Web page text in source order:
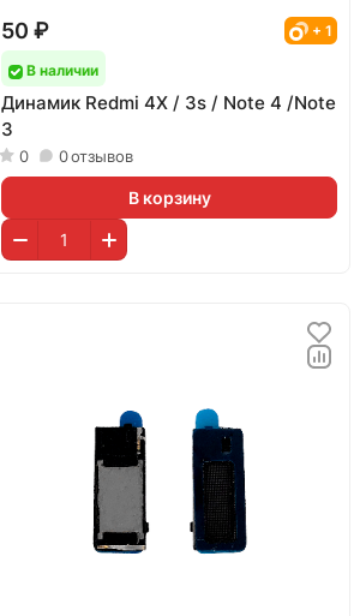
50 ₽ + 1
В наличии
Динамик Redmi 4X / 3s / Note 4 /Note
3
0 0отзывов
В корзину